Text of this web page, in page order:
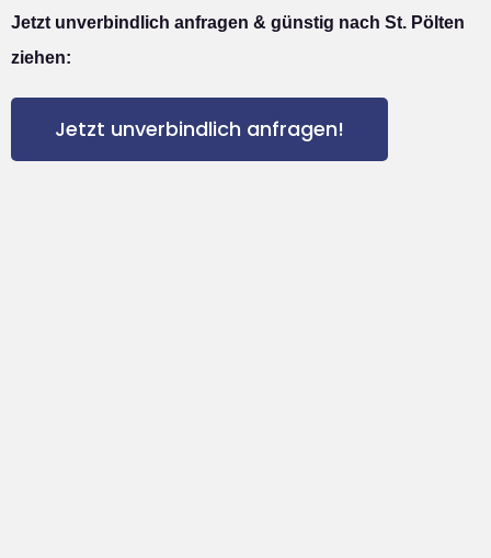
Jetzt unverbindlich anfragen & günstig nach St. Pölten
ziehen:
Jetzt unverbindlich anfragen!